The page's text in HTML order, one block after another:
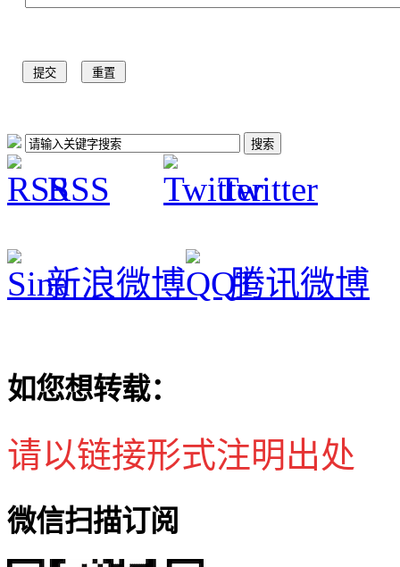
RSS Twitter
新浪微博 腾讯微博
如您想转载：
请以链接形式注明出处
微信扫描订阅